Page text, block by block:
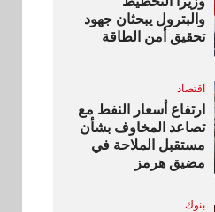
والبترول يبحثان جهود
تحقيق أمن الطاقة
اقتصاد
ارتفاع أسعار النفط مع
تصاعد المخاوف بشأن
مستقبل الملاحة في
مضيق هرمز
بنوك